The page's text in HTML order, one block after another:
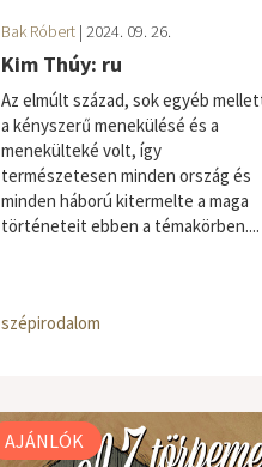
Bak Róbert| 2024. 09. 26.
Kim Thúy: ru
Az elmúlt század, sok egyéb
a kényszerű menekülésé és a
menekülteké volt, így
természetesen minden ország és
minden háború kitermelte a maga
történeteit ebben a témakörben....
szépirodalom
AJÁNLÓK